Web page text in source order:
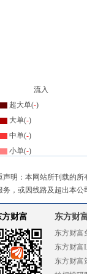
流入
超大单(-)
大单(-)
中单(-)
小单(-)
声明：本网站所刊载的
务，或因线路及超出本公
方财富 东方财
东方财富
东方财富
东方财富